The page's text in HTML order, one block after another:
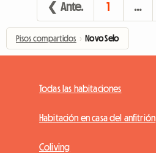
❮ Ante. 1 …
Pisos compartidos › Novo Selo
Todas las habitaciones
Habitación en casa del anfitrión
Coliving